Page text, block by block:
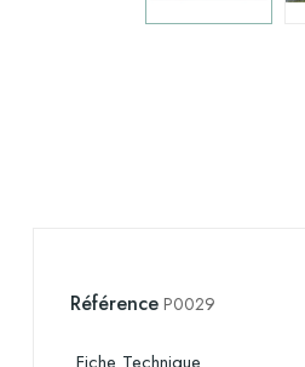
Référence P0029